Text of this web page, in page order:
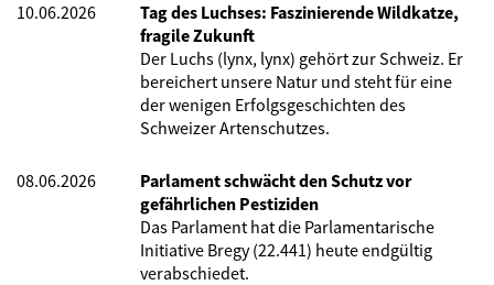
10.06.2026
Tag des Luchses: Faszinierende Wildkatze,
fragile Zukunft
Der Luchs (lynx, lynx) gehört zur Schweiz. Er
bereichert unsere Natur und steht für eine
der wenigen Erfolgsgeschichten des
Schweizer Artenschutzes.
08.06.2026
Parlament schwächt den Schutz vor
gefährlichen Pestiziden
Das Parlament hat die Parlamentarische
Initiative Bregy (22.441) heute endgültig
verabschiedet.